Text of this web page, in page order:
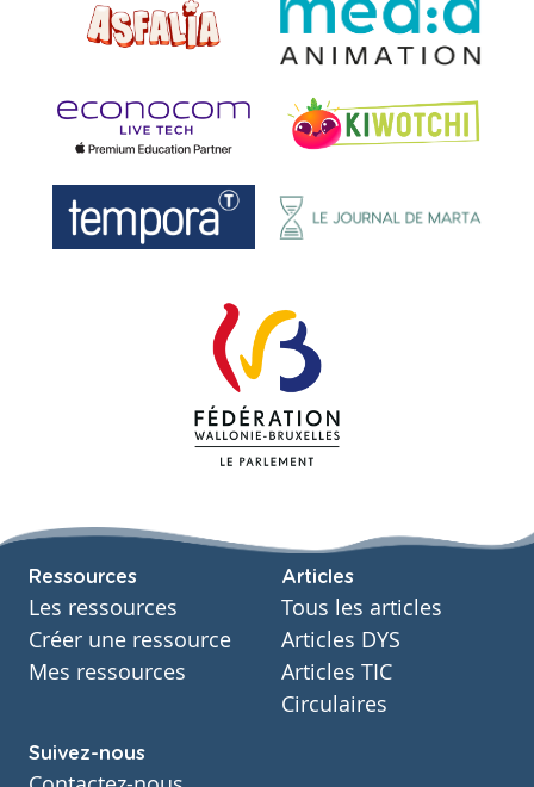
Ressources
Les ressources
Créer une ressource
Mes ressources
Articles
Tous les articles
Articles DYS
Articles TIC
Circulaires
Suivez-nous